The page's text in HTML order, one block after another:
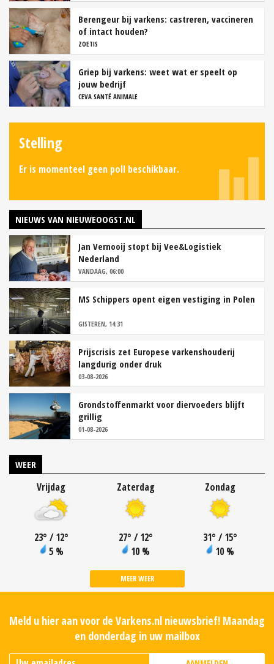
Berengeur bij varkens: castreren, vaccineren
of intact houden?
ZOETIS
Griep bij varkens: weet wat er speelt op
jouw bedrijf
CEVA SANTÉ ANIMALE
Stelling
Er is momenteel geen poll beschikbaar.
NIEUWS VAN NIEUWEOOGST.NL
Jan Vernooij stopt bij Vee&Logistiek
Nederland
VANDAAG, 06:00
MS Schippers opent eigen vestiging in Polen
GISTEREN, 14:31
Prijscrisis zet Europese varkenshouderij
langdurig onder druk
03-08-2026
Grondstoffenmarkt voor diervoeders blijft
grillig
01-08-2026
WEER
Vrijdag
23° / 12°
5 %
Zaterdag
27° / 12°
10 %
Zondag
31° / 15°
10 %
MEER WEER
Meld u hier aan voor de Varkens.nl nieuwsbrief! Maandag
en donderdag in uw mailbox